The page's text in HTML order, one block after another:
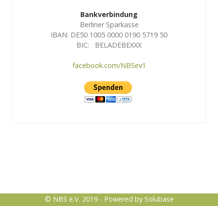
Bankverbindung
Berliner Sparkasse
IBAN: DE50 1005 0000 0190 5719 50
BIC: BELADEBEXXX
facebook.com/NBSev1
© NBS e.V. 2019 - Powered by Solubase